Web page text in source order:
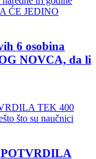
6 osobina
NOVCA, da li